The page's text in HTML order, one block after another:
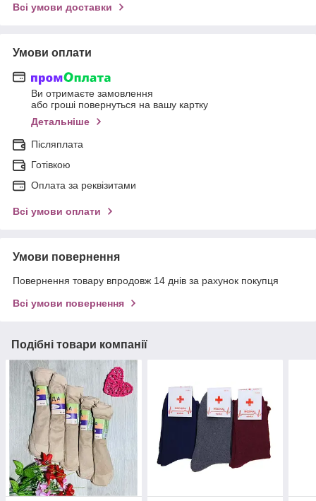
Всі умови доставки
Умови оплати
Ви отримаєте замовлення
або гроші повернуться на вашу картку
Детальніше
Післяплата
Готівкою
Оплата за реквізитами
Всі умови оплати
Умови повернення
Повернення товару впродовж 14 днів за рахунок покупця
Всі умови повернення
Подібні товари компанії